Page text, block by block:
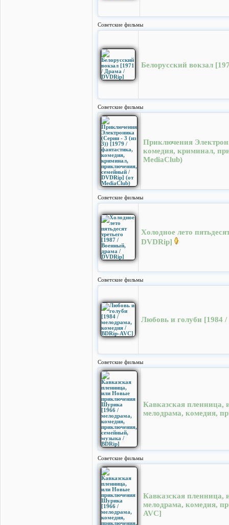
Cоветские фильмы
Белорусский вокзал
Cоветские фильмы
Приключения
комедия, криминал,
MediaClub)
Cоветские фильмы
Холодное лето
DVDRip]
Cоветские фильмы
Любовь и голуби [1984
Cоветские фильмы
Кавказская
мелодрама, комедия,
Cоветские фильмы
Кавказская
мелодрама, комедия,
AVC]